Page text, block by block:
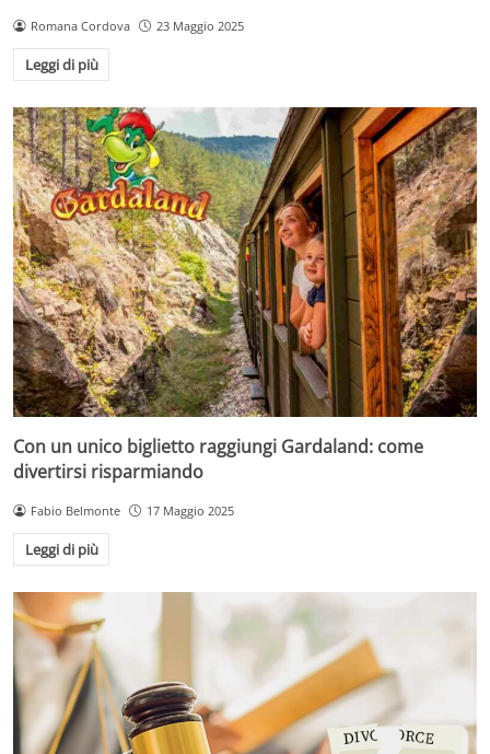
Romana Cordova 23 Maggio 2025
Leggi di più
Con un unico biglietto raggiungi Gardaland: come
divertirsi risparmiando
Fabio Belmonte 17 Maggio 2025
Leggi di più